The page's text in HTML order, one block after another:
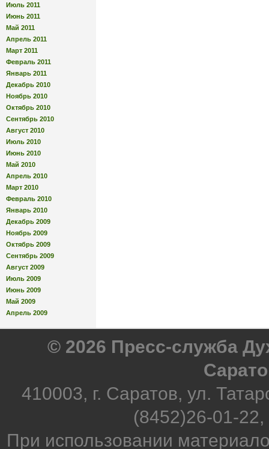
Июль 2011
Июнь 2011
Май 2011
Апрель 2011
Март 2011
Февраль 2011
Январь 2011
Декабрь 2010
Ноябрь 2010
Октябрь 2010
Сентябрь 2010
Август 2010
Июль 2010
Июнь 2010
Май 2010
Апрель 2010
Март 2010
Февраль 2010
Январь 2010
Декабрь 2009
Ноябрь 2009
Октябрь 2009
Сентябрь 2009
Август 2009
Июль 2009
Июнь 2009
Май 2009
Апрель 2009
© 2026 Пресс-служба
410003, г. Саратов, ул.
(8452)26-01-
При использовании